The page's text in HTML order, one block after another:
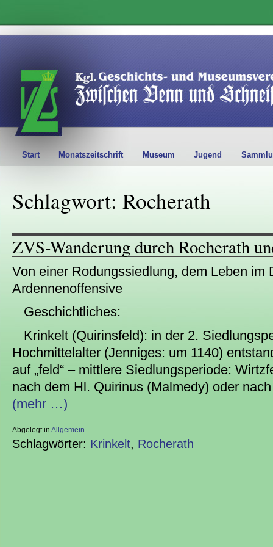
Start Monatszeitschrift Museum Jugend
Schlagwort: Rocherath
ZVS-Wanderung durch Rocherath
Von einer Rodungssiedlung, dem Leben im
Ardennenoffensive
Geschichtliches:
Krinkelt (Quirinsfeld): in der 2.
Hochmittelalter (Jenniges: um 1140)
auf „feld“ – mittlere Siedlungsperiode:
nach dem Hl. Quirinus (Malmedy) oder
(mehr …)
Abgelegt in Allgemein
Schlagwörter: Krinkelt, Rocherath